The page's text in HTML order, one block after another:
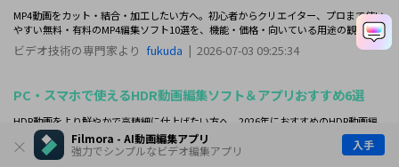
Filmora - AI動画編集アプリ
強力でシンプルなビデオ編集アプリ
入手
MP4動画をカット・結合・加工したい方へ。初心者からクリエイター、プロまで使い
やすい無料・有料のMP4編集ソフト10選を、機能・価格・向いている用途の観点から
比較して紹介します。
ビデオ技術の専門家より fukuda | 2026-07-03 09:25:34
PC・スマホで使えるHDR動画編集ソフト＆アプリおすすめ6選
HDR動画をより鮮やかで高精細に仕上げたい方へ。2026年におすすめのHDR動画編
集ソフト・アプリをPC向け・スマホ向けに厳選比較し、選び方や活用ポイントもわ
かりやすく解説します。
ビデオ技術の専門家より fukuda | 2026-07-03 09:25:34